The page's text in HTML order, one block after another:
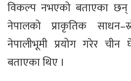
विकल्प नभएको बताएका
नेपालको प्राकृतिक
नेपालीभूमी प्रयोग गरेर चीन
बताएका थिए ।